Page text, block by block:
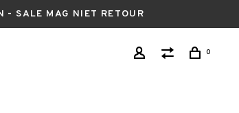
- SALE MAG NIET RETOUR
0